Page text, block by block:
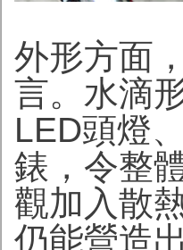
外形方面
言。水滴
LED頭燈
錶，令整
觀加入散
仍能營造